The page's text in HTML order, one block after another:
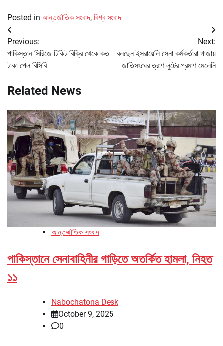
Posted in আন্তর্জাতিক সংবাদ, বিশ্ব সংবাদ
Post
navigation
Previous:
পাকিস্তান সিরিজে টিকিট বিক্রি থেকে কত
টাকা পেল বিসিবি
Next:
বলছেন ইসরায়েলি সেনা কর্মকর্তারা গাজায়
জাতিসংঘের ত্রাণ লুটের প্রমাণ মেলেনি
Related News
আন্তর্জাতিক সংবাদ
পাকিস্তানে সেনাবাহিনীর গাড়িতে অতর্কিত হামলা, নিহত
১১
Nabochatona Desk
October 9, 2025
0